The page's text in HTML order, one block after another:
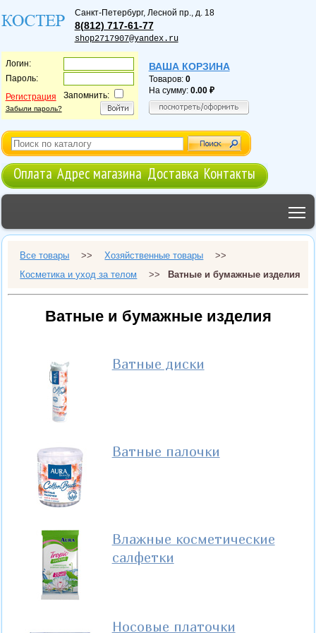
Санкт-Петербург, Лесной пр., д. 18
8(812) 717-61-77
shop2717907@yandex.ru
Логин:
Пароль:
Регистрация
Забыли пароль?
Запомнить:
ВАША КОРЗИНА
Товаров: 0
На сумму: 0.00
Оплата Адрес магазина Доставка Контакты
Все товары >> Хозяйственные товары
>>
Косметика и уход за телом
>> Ватные и бумажные изделия
Ватные и бумажные изделия
Ватные диски
Ватные палочки
Влажные косметические
салфетки
Носовые платочки